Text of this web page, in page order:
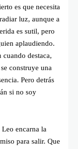
es que necesita
luz, aunque a
es sutil, pero
aplaudiendo.
cuando destaca,
construye una
Pero detrás
si no soy
Leo encarna la
para salir. Que